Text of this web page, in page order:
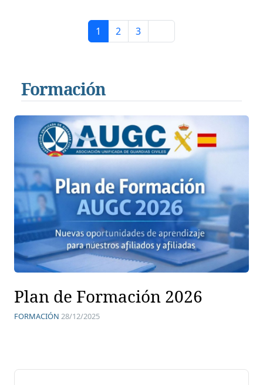
1 2 3
Formación
Plan de Formación 2026
FORMACIÓN 28/12/2025